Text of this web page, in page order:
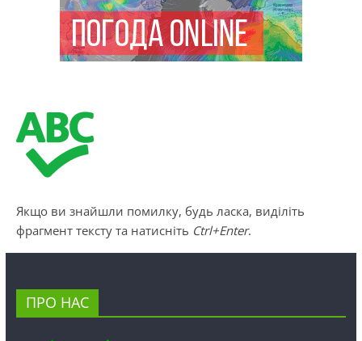
Якщо ви знайшли помилку, будь ласка, виділіть
фрагмент тексту та натисніть Ctrl+Enter.
ПРО НАС